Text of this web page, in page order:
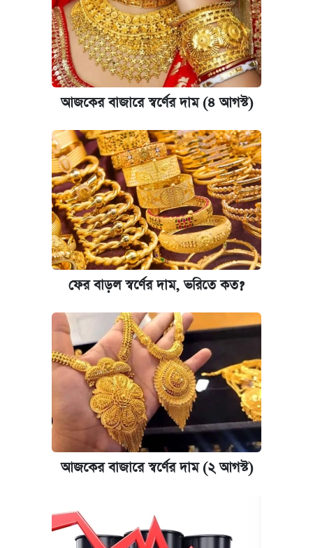
আজকের বাজারে স্বর্ণের দাম (৪ আগস্ট)
ফের বাড়ল স্বর্ণের দাম, ভরিতে কত?
আজকের বাজারে স্বর্ণের দাম (২ আগস্ট)